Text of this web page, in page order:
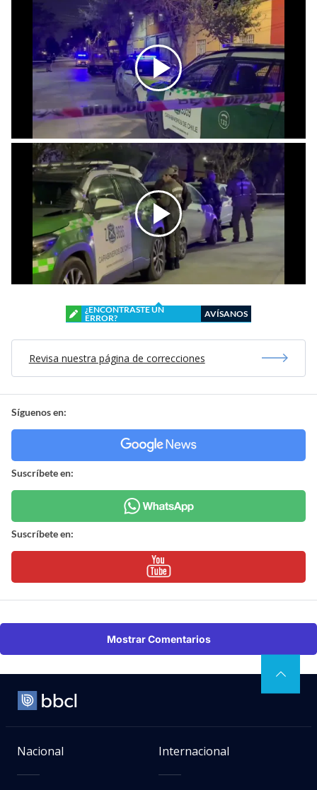
¿ENCONTRASTE UN
ERROR?
AVÍSANOS
Revisa nuestra página de correcciones
Síguenos en:
Suscríbete en:
Suscríbete en:
Mostrar Comentarios
Nacional Internacional